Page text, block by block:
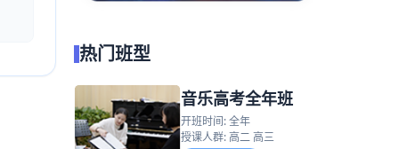
热门班型
音乐高考全年班
开班时间: 全年
授课人群: 高二 高三